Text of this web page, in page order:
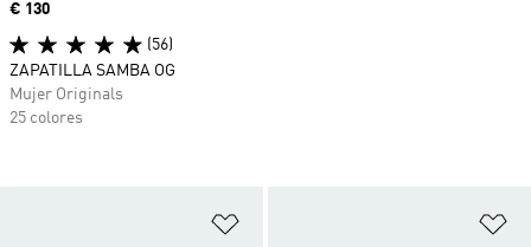
Precio
€ 130
(56)
ZAPATILLA SAMBA OG
Mujer Originals
25 colores